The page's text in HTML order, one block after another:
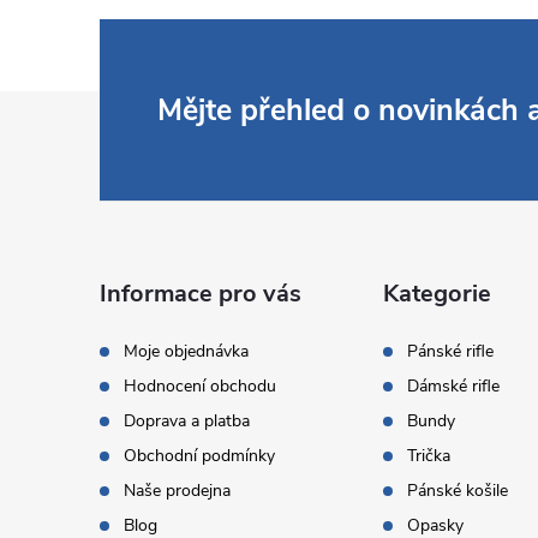
Mějte přehled o novinkách
Informace pro vás
Moje objednávka
Hodnocení obchodu
Doprava a platba
Obchodní podmínky
Naše prodejna
Blog
Kategorie
Pánské rifle
Dámské rifle
Bundy
Trička
Pánské košile
Opasky